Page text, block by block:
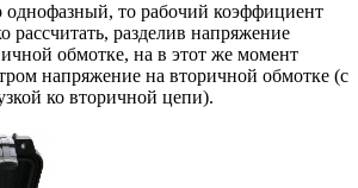
однофазный, то рабочий коэффициент
рассчитать, разделив напряжение
обмотке, на в этот же момент
напряжение на вторичной обмотке (с
ко вторичной цепи).